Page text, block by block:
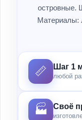
островные.
Материалы:
📏 Шаг 1
любой
🏭 Своё